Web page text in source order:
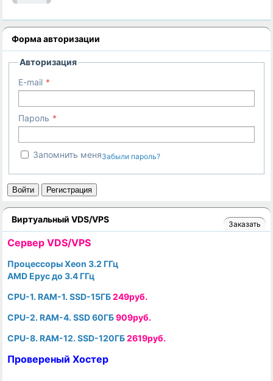
Форма авторизации
Авторизация
E-mail
Пароль
Запомнить меняЗабыли пароль?
Войти Регистрация
Виртуальный VDS/VPS Заказать
Cервер VDS/VPS
Процессоры Xeon 3.2 ГГц
AMD Epyc до 3.4 ГГц
CPU-1. RAM-1. SSD-15ГБ249руб.
CPU-2. RAM-4. SSD 60ГБ909руб.
CPU-8. RAM-12. SSD-120ГБ2619руб.
Провереный Хостер